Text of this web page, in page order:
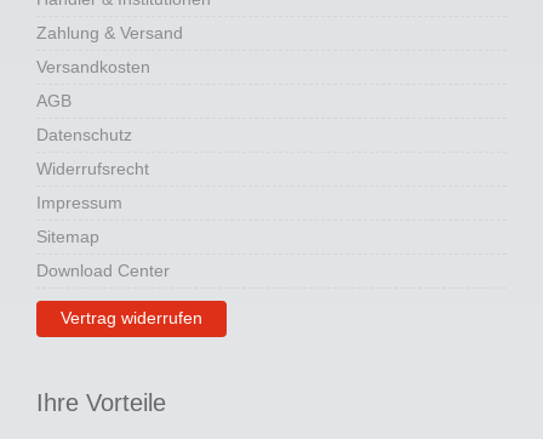
Zahlung & Versand
Versandkosten
AGB
Datenschutz
Widerrufsrecht
Impressum
Sitemap
Download Center
Vertrag widerrufen
Ihre Vorteile